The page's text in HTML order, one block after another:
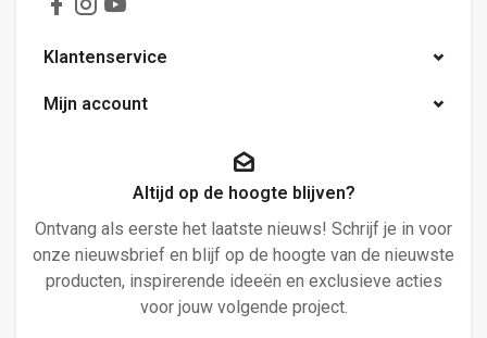
Klantenservice
Mijn account
Altijd op de hoogte blijven?
Ontvang als eerste het laatste nieuws! Schrijf je in voor
onze nieuwsbrief en blijf op de hoogte van de nieuwste
producten, inspirerende ideeën en exclusieve acties
voor jouw volgende project.